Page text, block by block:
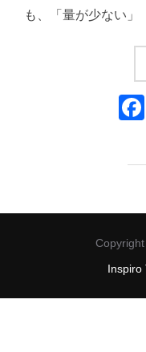
も、「量が少ない」
Inspiro